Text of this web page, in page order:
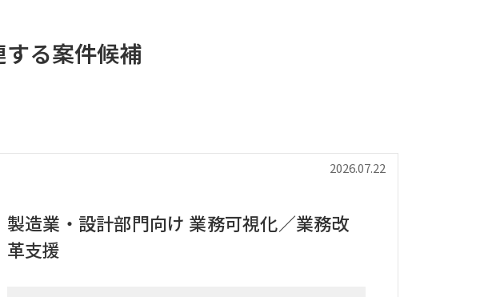
る案件候補
2026.07.22
製造業・設計部門向け 業務可視化／業務改
革支援